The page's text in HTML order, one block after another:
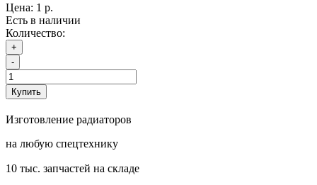
Цена: 1 р.
Есть в наличии
Количество:
+
-
Купить
Изготовление радиаторов
на любую спецтехнику
10 тыс. запчастей на складе